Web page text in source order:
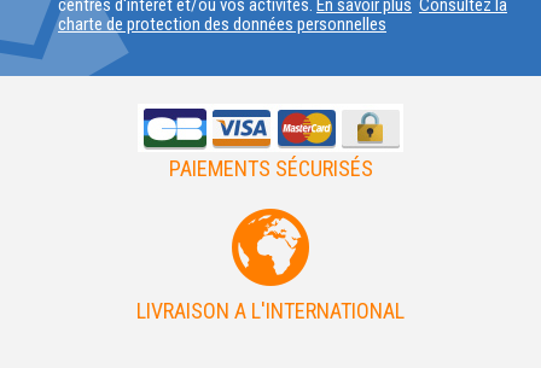
centres d'intérêt et/ou vos activités. En savoir plus Consultez la
charte de protection des données personnelles
PAIEMENTS SÉCURISÉS
LIVRAISON A L'INTERNATIONAL